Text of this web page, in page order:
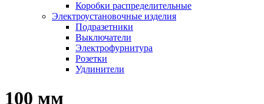
Коробки распределительные
Электроустановочные изделия
Подразетники
Выключатели
Электрофурнитура
Розетки
Удлинители
100 мм